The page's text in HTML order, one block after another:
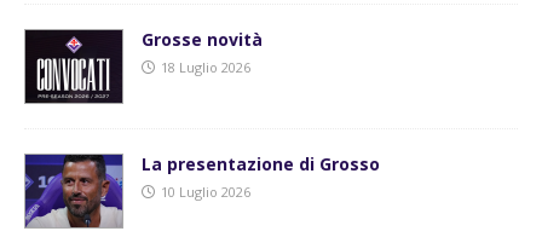
Grosse novità
18 Luglio 2026
La presentazione di Grosso
10 Luglio 2026